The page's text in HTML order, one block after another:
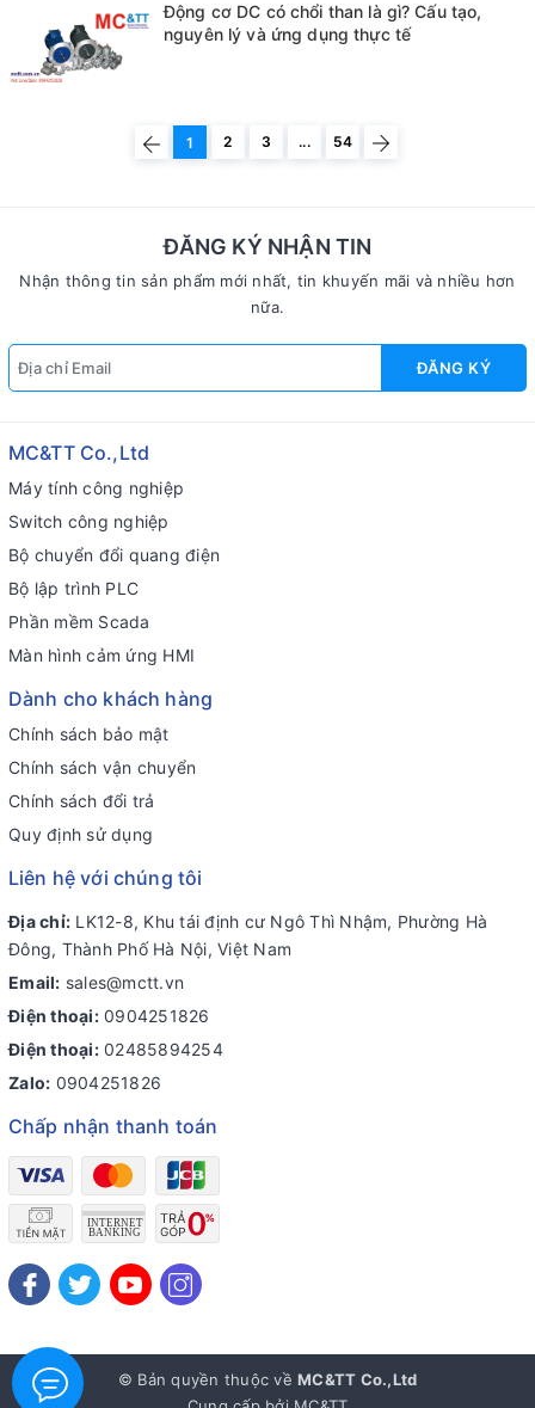
Động cơ DC có chổi than là gì? Cấu tạo,
nguyên lý và ứng dụng thực tế
1 2 3 ... 54
ĐĂNG KÝ NHẬN TIN
Nhận thông tin sản phẩm mới nhất, tin khuyến mãi và nhiều hơn
nữa.
ĐĂNG KÝ
MC&TT Co.,Ltd
Máy tính công nghiệp
Switch công nghiệp
Bộ chuyển đổi quang điện
Bộ lập trình PLC
Phần mềm Scada
Màn hình cảm ứng HMI
Dành cho khách hàng
Chính sách bảo mật
Chính sách vận chuyển
Chính sách đổi trả
Quy định sử dụng
Liên hệ với chúng tôi
Địa chỉ: LK12-8, Khu tái định cư Ngô Thì Nhậm, Phường Hà
Đông, Thành Phố Hà Nội, Việt Nam
Email: sales@mctt.vn
Điện thoại: 0904251826
Điện thoại: 02485894254
Zalo: 0904251826
Chấp nhận thanh toán
© Bản quyền thuộc về MC&TT Co.,Ltd